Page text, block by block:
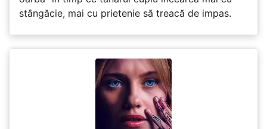
stângăcie, mai cu prietenie să treacă de impas.